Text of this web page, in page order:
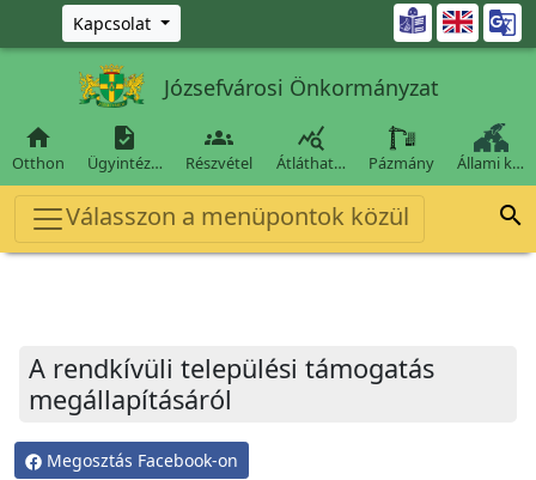
Ugrás a fő tartalomra
Kapcsolat 
Józsefvárosi Önkormányzat

Otthon

Ügyintéz…

Részvétel

Átláthat… Pázmány Állami k…
Válasszon a menüpontok közül 
A rendkívüli települési támogatás
megállapításáról
Megosztás Facebook-on